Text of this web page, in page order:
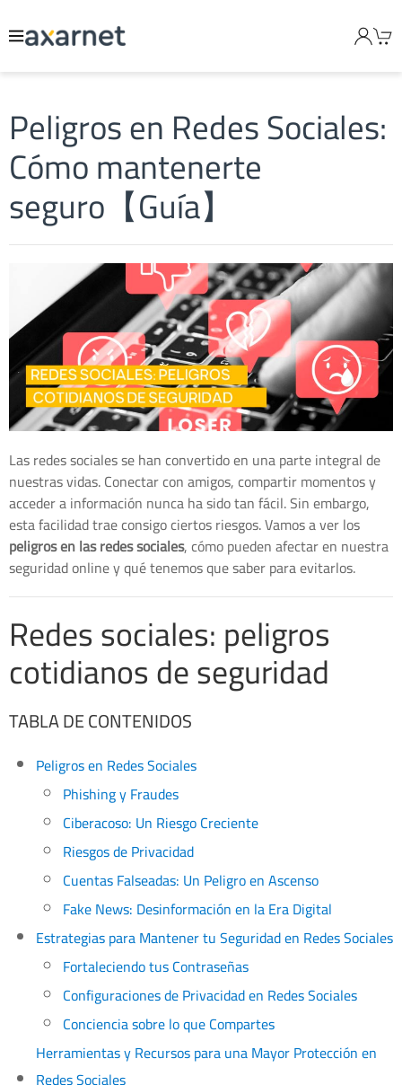
Peligros en Redes Sociales:
Cómo mantenerte
seguro【Guía】
Las redes sociales se han convertido en una parte integral de
nuestras vidas. Conectar con amigos, compartir momentos y
acceder a información nunca ha sido tan fácil. Sin embargo,
esta facilidad trae consigo ciertos riesgos. Vamos a ver los
peligros en las redes sociales, cómo pueden afectar en nuestra
seguridad online y qué tenemos que saber para evitarlos.
Redes sociales: peligros
cotidianos de seguridad
TABLA DE CONTENIDOS
Peligros en Redes Sociales
Phishing y Fraudes
Ciberacoso: Un Riesgo Creciente
Riesgos de Privacidad
Cuentas Falseadas: Un Peligro en Ascenso
Fake News: Desinformación en la Era Digital
Estrategias para Mantener tu Seguridad en Redes Sociales
Fortaleciendo tus Contraseñas
Configuraciones de Privacidad en Redes Sociales
Conciencia sobre lo que Compartes
Herramientas y Recursos para una Mayor Protección en